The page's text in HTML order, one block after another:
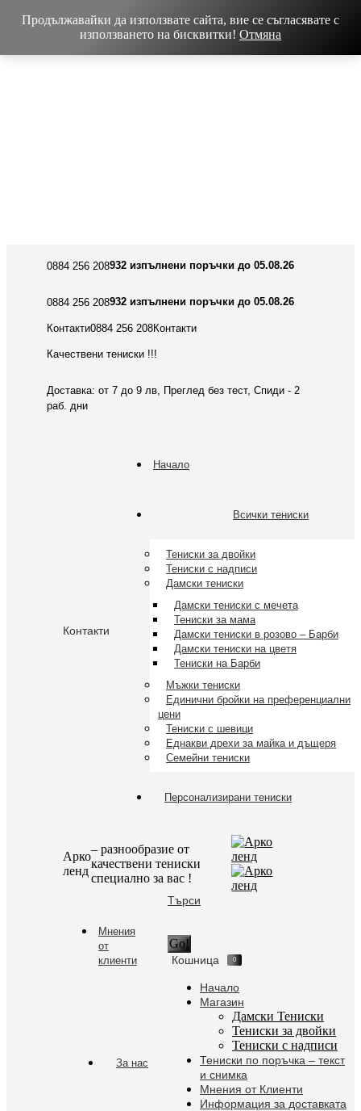
Skip
0884 256 208932 изпълнени поръчки до 05.08.26
0884 256 208932 изпълнени поръчки до 05.08.26
Контакти0884 256 208Контакти
Качествени тениски !!!
Доставка: от 7 до 9 лв, Преглед без тест, Спиди - 2
раб. дни
Aрко
ленд
– разнообразие от
качествени тениски
специално за вас !
Начало
Всички тениски
Тениски за двойки
Тениски с надписи
Дамски тениски
Дамски тениски с мечета
Тениски за мама
Дамски тениски в розово – Барби
Дамски тениски на цветя
Тениски на Барби
Мъжки тениски
Единични бройки на преференциални
цени
Тениски с шевици
Еднакви дрехи за майка и дъщеря
Семейни тениски
Персонализирани тениски
Контакти
Мнения
от
клиенти
За нас
Search:
Търси
Кошница 0
Начало
Магазин
Дамски Тениски
Тениски за двойки
Тениски с надписи
Тениски по поръчка – текст
и снимка
Мнения от Клиенти
Информация за доставката
Продължавайки да използвате сайта, вие се съгласявате с
използването на бисквитки! Отмяна